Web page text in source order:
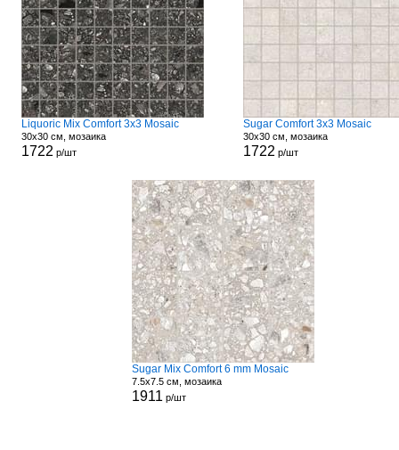
Liquoric Mix Comfort 3x3 Mosaic
30x30 см, мозаика
1722 р/шт
Sugar Comfort 3x3 Mosaic
30x30 см, мозаика
1722 р/шт
Sugar Mix Comfort 6 mm Mosaic
7.5x7.5 см, мозаика
1911 р/шт